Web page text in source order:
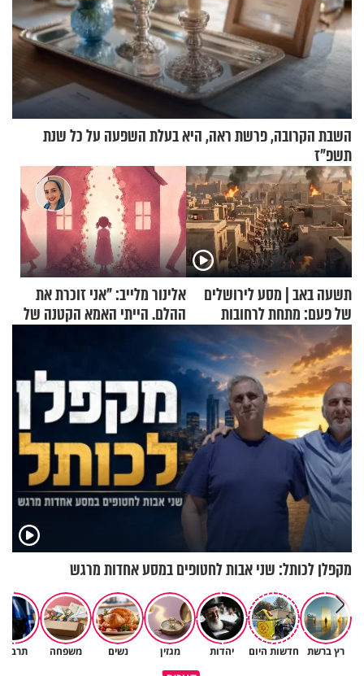
השבת הקרובה, פרשת ראה, היא בעלת השפעה על כל שנת
תשפ"ז
תשעה באב | מסע לירושלים
של פעם: מתחת לרחובות
ירושלים
אלינור מלייב: "אני זוכרת את
ההלם. הייתי האמא הקטנה של
הבית"
מקפלן לכותל: שני אבות לחטופים במסע אחדות מרגש
רץ ברשת חדשות היום יהדות מגזין נשים משפחה תרבות
משפחת מתן משתפת בהתמודדות
האמונה האמיתית בבורא עולם